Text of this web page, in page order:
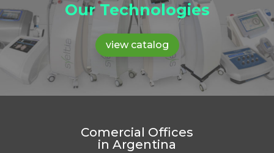
Our Technologies
view catalog
Comercial Offices
in Argentina